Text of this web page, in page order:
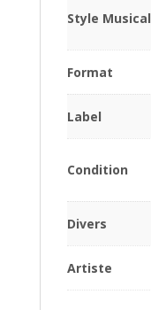
Style Musical
Format
Label
Condition
Divers
Artiste